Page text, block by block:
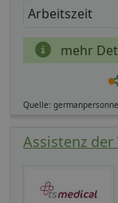
Arbeitszeit
mehr
Quelle:
Assistenz